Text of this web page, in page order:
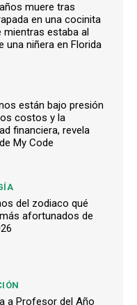
muere tras
en una cocinita
mientras estaba al
una niñera en Florida
están bajo presión
costos y la
financiera, revela
My Code
del zodiaco qué
afortunados de
a Profesor del Año